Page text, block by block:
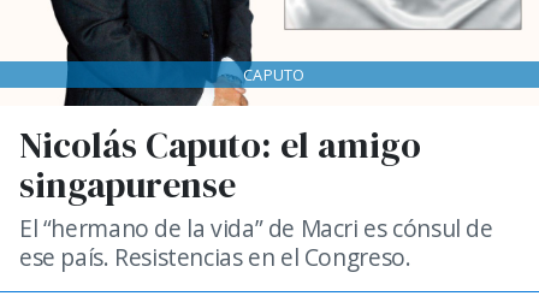
Nicolás Caputo: el amigo
singapurense
El “hermano de la vida” de Macri es cónsul de
ese país. Resistencias en el Congreso.
CAPUTO